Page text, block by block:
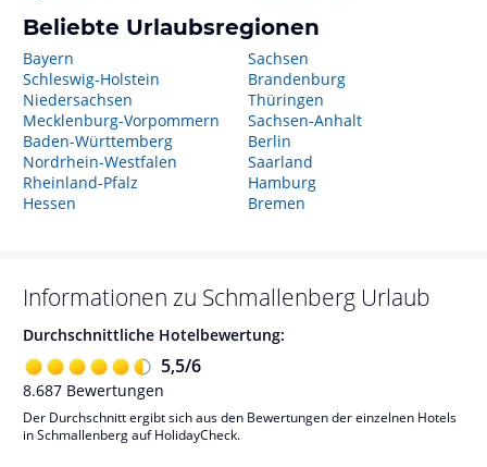
Beliebte Urlaubsregionen
Bayern
Schleswig-Holstein
Niedersachsen
Mecklenburg-Vorpommern
Baden-Württemberg
Nordrhein-Westfalen
Rheinland-Pfalz
Hessen
Sachsen
Brandenburg
Thüringen
Sachsen-Anhalt
Berlin
Saarland
Hamburg
Bremen
Informationen zu Schmallenberg Urlaub
Durchschnittliche Hotelbewertung:
5,5/6
8.687 Bewertungen
Der Durchschnitt ergibt sich aus den Bewertungen der einzelnen Hotels
in Schmallenberg auf HolidayCheck.